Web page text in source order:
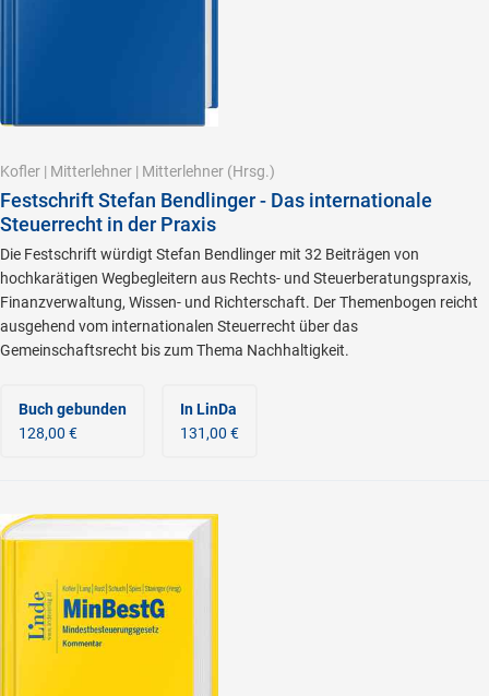
Kofler | Mitterlehner | Mitterlehner (Hrsg.)
Festschrift Stefan Bendlinger - Das internationale
Steuerrecht in der Praxis
Die Festschrift würdigt Stefan Bendlinger mit 32 Beiträgen von
hochkarätigen Wegbegleitern aus Rechts- und Steuerberatungspraxis,
Finanzverwaltung, Wissen- und Richterschaft. Der Themenbogen reicht
ausgehend vom internationalen Steuerrecht über das
Gemeinschaftsrecht bis zum Thema Nachhaltigkeit.
Buch gebunden
128,00 €
In LinDa
131,00 €